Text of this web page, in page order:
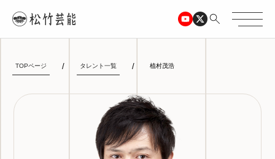
TOPページ タレント一覧 植村茂浩